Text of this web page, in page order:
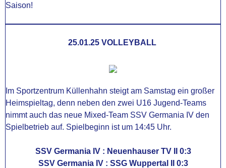
Saison!
25.01.25 VOLLEYBALL
Im Sportzentrum Küllenhahn steigt am Samstag ein großer
Heimspieltag, denn neben den zwei U16 Jugend-Teams
nimmt auch das neue Mixed-Team SSV Germania IV den
Spielbetrieb auf. Spielbeginn ist um 14:45 Uhr.
SSV Germania IV : Neuenhauser TV II 0:3
SSV Germania IV : SSG Wuppertal II 0:3